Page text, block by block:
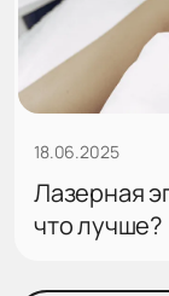
18.06.2025
Лазерная
что лучше?